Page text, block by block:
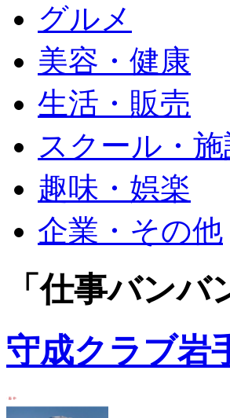
グルメ
美容・健康
生活・販売
スクール・施
趣味・娯楽
企業・その他
「仕事バン
守成クラブ岩